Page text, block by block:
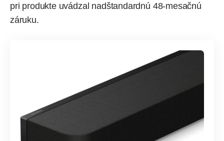
pri produkte uvádzal nadštandardnú 48-mesačnú
záruku.